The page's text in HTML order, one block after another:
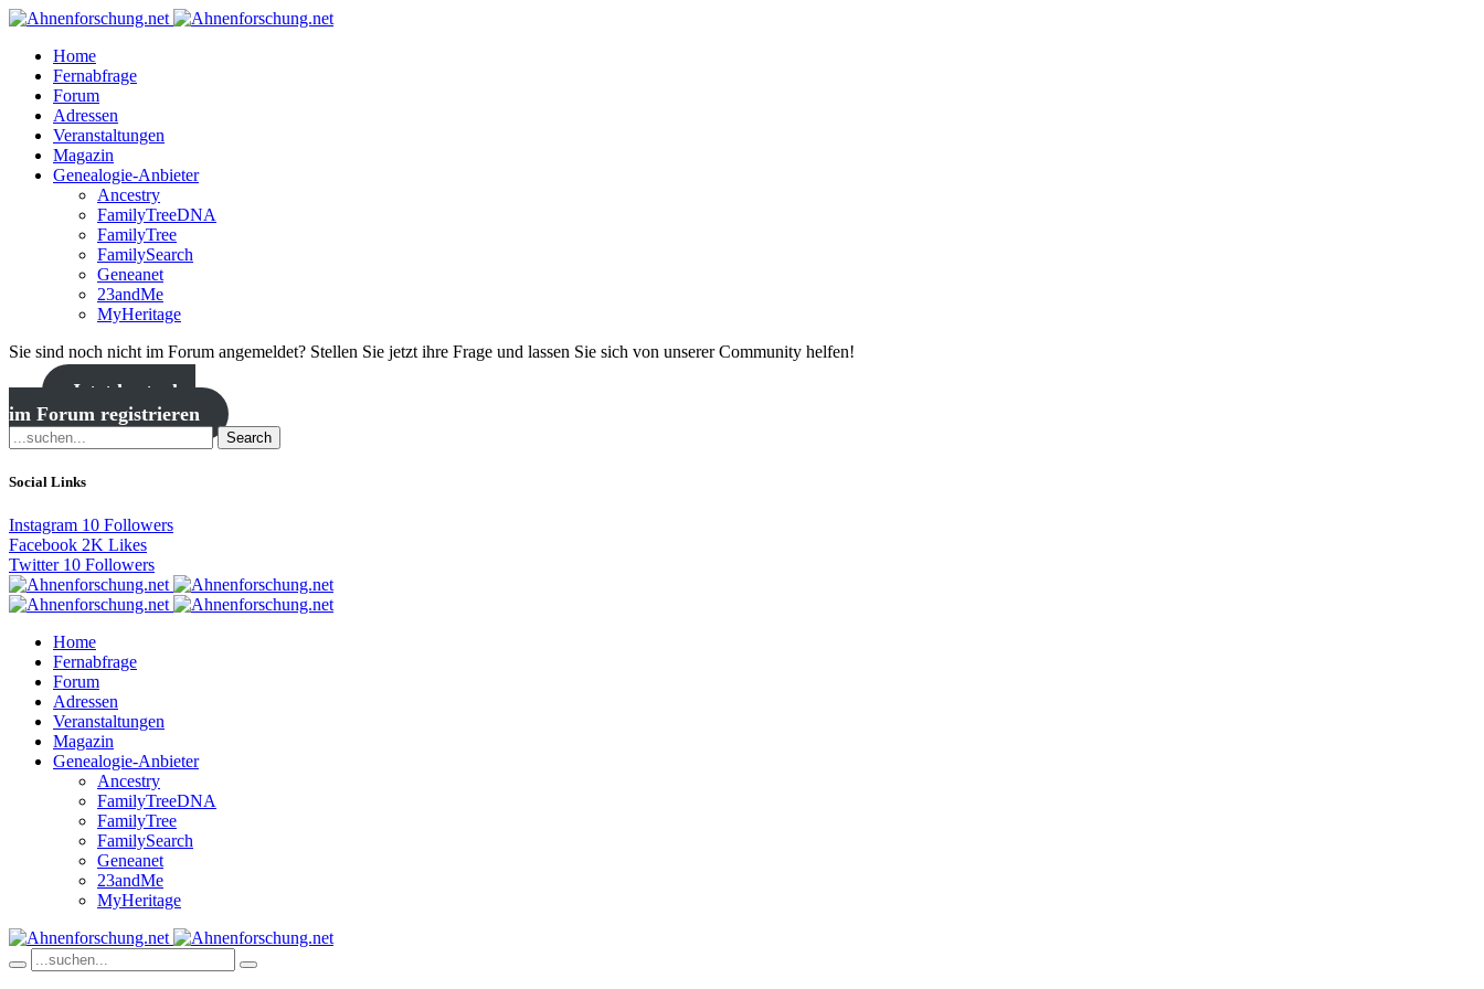
Home
Fernabfrage
Forum
Adressen
Veranstaltungen
Magazin
Genealogie-Anbieter
Ancestry
FamilyTreeDNA
FamilyTree
FamilySearch
Geneanet
23andMe
MyHeritage
Sie sind noch nicht im Forum angemeldet? Stellen Sie jetzt ihre Frage und lassen Sie sich von unserer Community helfen!
Jetzt kostenlos
im Forum registrieren
Search
Social Links
Instagram 10 Followers
Facebook 2K Likes
Twitter 10 Followers
Home
Fernabfrage
Forum
Adressen
Veranstaltungen
Magazin
Genealogie-Anbieter
Ancestry
FamilyTreeDNA
FamilyTree
FamilySearch
Geneanet
23andMe
MyHeritage